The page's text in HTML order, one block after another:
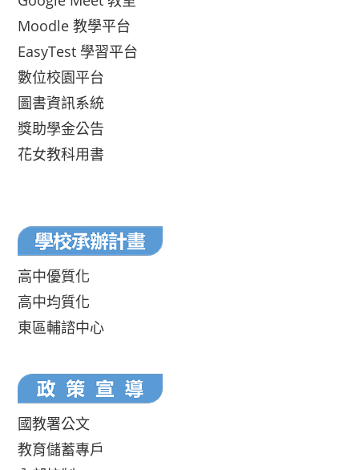
Moodle 教學平台
EasyTest 學習平台
數位校園平台
圖書資訊系統
獎助學金公告
花女教科用書
高中優質化
高中均質化
東區輔諮中心
國教署公文
教育儲蓄專戶